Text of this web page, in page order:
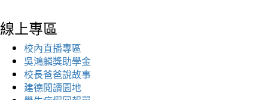
線上專區
校內直播專區
吳鴻麟獎助學金
校長爸爸說故事
建德閱讀園地